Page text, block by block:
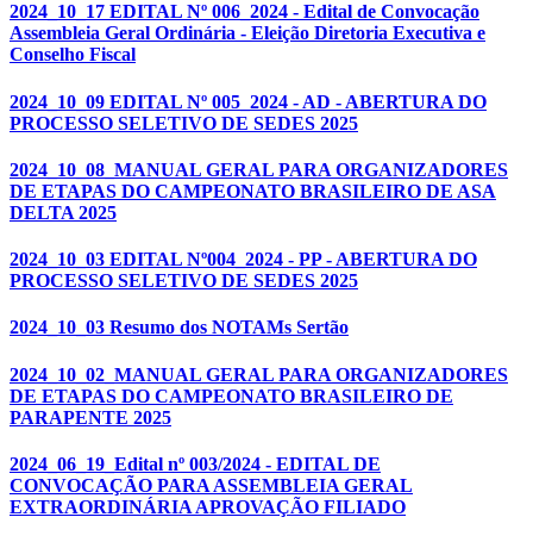
2024_10_17 EDITAL Nº 006_2024 - Edital de Convocação
Assembleia Geral Ordinária - Eleição Diretoria Executiva e
Conselho Fiscal
2024_10_09 EDITAL Nº 005_2024 - AD - ABERTURA DO
PROCESSO SELETIVO DE SEDES 2025
2024_10_08_MANUAL GERAL PARA ORGANIZADORES
DE ETAPAS DO CAMPEONATO BRASILEIRO DE ASA
DELTA 2025
2024_10_03 EDITAL Nº004_2024 - PP - ABERTURA DO
PROCESSO SELETIVO DE SEDES 2025
2024_10_03 Resumo dos NOTAMs Sertão
2024_10_02_MANUAL GERAL PARA ORGANIZADORES
DE ETAPAS DO CAMPEONATO BRASILEIRO DE
PARAPENTE 2025
2024_06_19_Edital nº 003/2024 - EDITAL DE
CONVOCAÇÃO PARA ASSEMBLEIA GERAL
EXTRAORDINÁRIA APROVAÇÃO FILIADO